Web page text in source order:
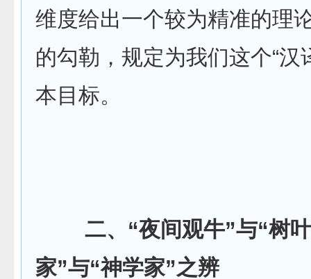
维度给出一个较为精准的理
的勾勒，规定为我们这个“汉
本目标。
二、“夜间观牛”与“树
家”与“神学家”之辨